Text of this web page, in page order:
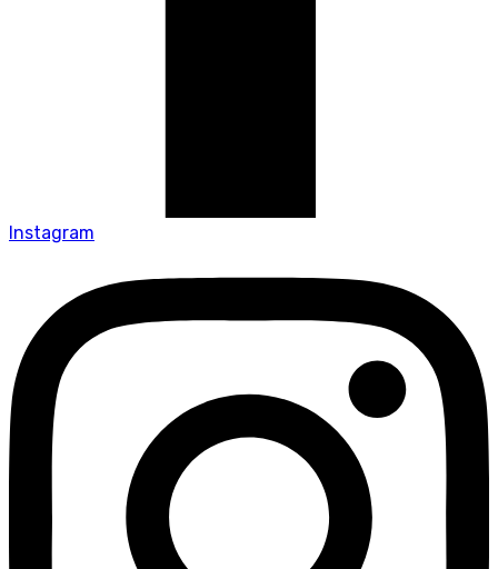
Instagram